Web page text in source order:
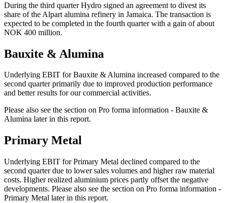
During the third quarter Hydro signed an agreement to divest its
share of the Alpart alumina refinery in Jamaica. The transaction is
expected to be completed in the fourth quarter with a gain of about
NOK 400 million.
Bauxite & Alumina
Underlying EBIT for Bauxite & Alumina increased compared to the
second quarter primarily due to improved production performance
and better results for our commercial activities.
Please also see the section on Pro forma information - Bauxite &
Alumina later in this report.
Primary Metal
Underlying EBIT for Primary Metal declined compared to the
second quarter due to lower sales volumes and higher raw material
costs. Higher realized aluminium prices partly offset the negative
developments. Please also see the section on Pro forma information -
Primary Metal later in this report.